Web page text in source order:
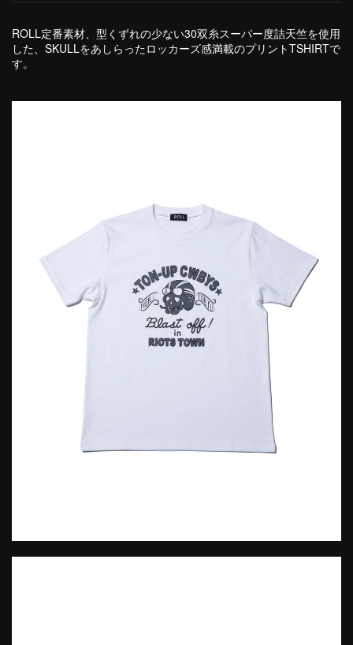
ROLL定番素材、型くずれの少ない30双糸スーパー度詰天竺を使用
した、SKULLをあしらったロッカーズ感満載のプリントTSHIRTで
す。